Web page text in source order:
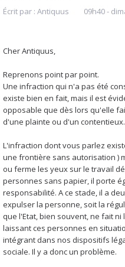
Écrit par : Antiquus 09h40-
Cher Antiquus,
Reprenons point par point.
Une infraction qui n'a pas été
existe bien en fait, mais il est
opposable que dès lors qu'elle
d'une plainte ou d'un contentieux.
L'infraction dont vous parlez
une frontière sans autorisation )
ou ferme les yeux sur le travail
personnes sans papier, il porte
responsabilité. A ce stade, il a
expulser la personne, soit la
que l'Etat, bien souvent, ne fait ni
laissant ces personnes en
intégrant dans nos dispositifs
sociale. Il y a donc un problème.